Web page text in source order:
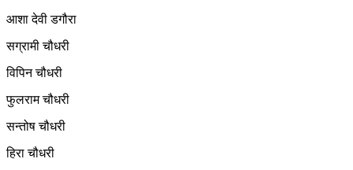
आशा देवी डगौरा
सग्रामी चौधरी
विपिन चौधरी
फुलराम चौधरी
सन्तोष चौधरी
हिरा चौधरी